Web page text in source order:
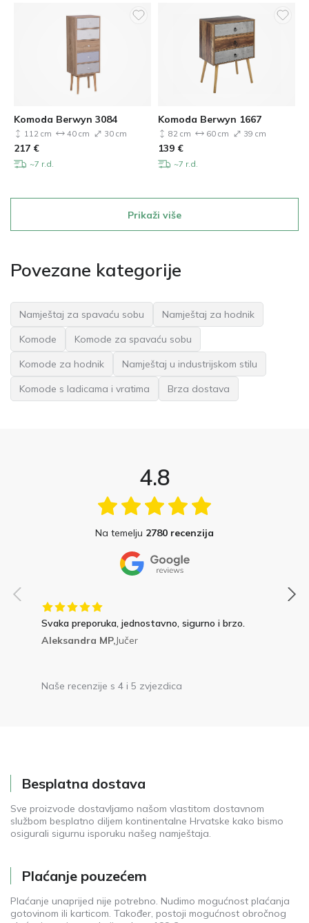
Komoda Berwyn 3084
112 cm 40 cm 30 cm
217 €
~7 r.d.
Komoda Berwyn 1667
82 cm 60 cm 39 cm
139 €
~7 r.d.
Prikaži više
Povezane kategorije
Namještaj za spavaću sobu
Namještaj za hodnik
Komode
Komode za spavaću sobu
Komode za hodnik
Namještaj u industrijskom stilu
Komode s ladicama i vratima
Brza dostava
4.8
Na temelju 2780 recenzija
Svaka preporuka, jednostavno, sigurno i brzo.
Aleksandra MP,Jučer
Naše recenzije s 4 i 5 zvjezdica
Besplatna dostava
Sve proizvode dostavljamo našom vlastitom dostavnom
službom besplatno diljem kontinentalne Hrvatske kako bismo
osigurali sigurnu isporuku našeg namještaja.
Plaćanje pouzećem
Plaćanje unaprijed nije potrebno. Nudimo mogućnost plaćanja
gotovinom ili karticom. Također, postoji mogućnost obročnog